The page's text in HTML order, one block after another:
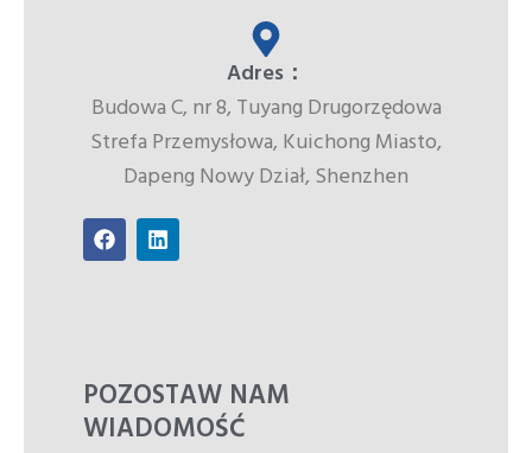
Adres：
Budowa C, nr 8, Tuyang Drugorzędowa
Strefa Przemysłowa, Kuichong Miasto,
Dapeng Nowy Dział, Shenzhen
F
a
c
k
L
i
n
n
POZOSTAW NAM
WIADOMOŚĆ